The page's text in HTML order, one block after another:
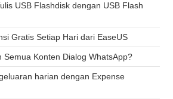
USB Flashdisk dengan USB Flash
Gratis Setiap Hari dari EaseUS
Semua Konten Dialog WhatsApp?
harian dengan Expense